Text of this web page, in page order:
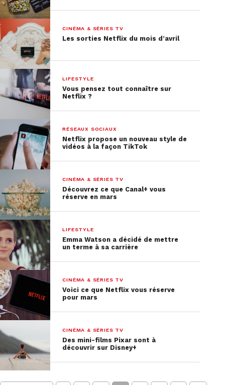
CINÉMA & SÉRIES TV
Les sorties Netflix du mois d’avril
LIFESTYLE
Vous pensez tout connaître sur
Netflix ?
RÉSEAUX SOCIAUX
Netflix propose un nouveau style de
vidéos à la façon TikTok
CINÉMA & SÉRIES TV
Découvrez ce que Canal+ vous
réserve en mars
LIFESTYLE
Emma Watson a décidé de mettre
un terme à sa carrière
CINÉMA & SÉRIES TV
Voici ce que Netflix vous réserve
pour mars
CINÉMA & SÉRIES TV
Des mini-films Pixar sont à
découvrir sur Disney+